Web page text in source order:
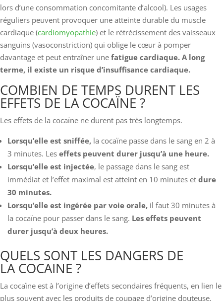
lors d’une consommation concomitante d’alcool). Les usages
réguliers peuvent provoquer une atteinte durable du muscle
cardiaque (cardiomyopathie) et le rétrécissement des vaisseaux
sanguins (vasoconstriction) qui oblige le cœur à pomper
davantage et peut entraîner une fatigue cardiaque. A long
terme, il existe un risque d’insuffisance cardiaque.
COMBIEN DE TEMPS DURENT LES
EFFETS DE LA COCAÏNE ?
Les effets de la cocaïne ne durent pas très longtemps.
Lorsqu’elle est sniffée, la cocaïne passe dans le sang en 2 à
3 minutes. Les effets peuvent durer jusqu’à une heure.
Lorsqu’elle est injectée, le passage dans le sang est
immédiat et l’effet maximal est atteint en 10 minutes et dure
30 minutes.
Lorsqu’elle est ingérée par voie orale, il faut 30 minutes à
la cocaïne pour passer dans le sang. Les effets peuvent
durer jusqu’à deux heures.
QUELS SONT LES DANGERS DE
LA COCAINE ?
La cocaïne est à l’origine d’effets secondaires fréquents, en lien le
plus souvent avec les produits de coupage d’origine douteuse.